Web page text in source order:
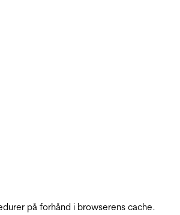
på forhånd i browserens cache.